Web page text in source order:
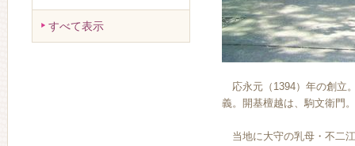
応永元（1394）年の創立
義。開基檀越は、駒文衛門。
当地に大守の乳母・不二
すべて表示